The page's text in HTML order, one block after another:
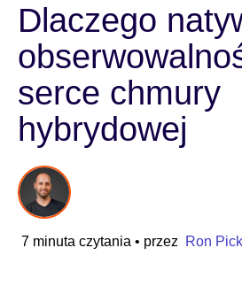
Business
Techniczne
Kultura
Branża
Usługi finansowe
Dlaczego
serce chmury
hybrydowej
7 minuta czytania • przez Ron Pick